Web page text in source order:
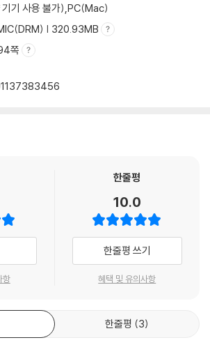
기기 사용 불가),PC(Mac)
| 320.93MB
쪽
항
한줄평
10.0
한줄평 쓰기
혜택 및 유의사항
한줄평 3